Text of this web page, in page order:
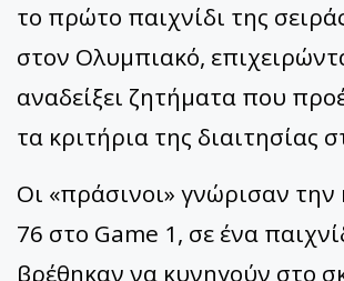
το πρώτο παιχνίδι της
στον Ολυμπιακό,
αναδείξει ζητήματα που
τα κριτήρια της διαιτησίας
Οι «πράσινοι» γνώρισαν την
76 στο Game 1, σε ένα
βρέθηκαν να κυνηγούν στο